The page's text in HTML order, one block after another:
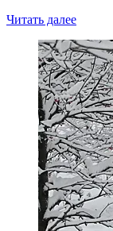
Читать далее